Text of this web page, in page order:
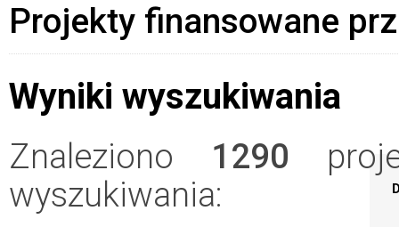
Projekty finansowane
Wyniki wyszukiwania
Znaleziono 1290
wyszukiwania: